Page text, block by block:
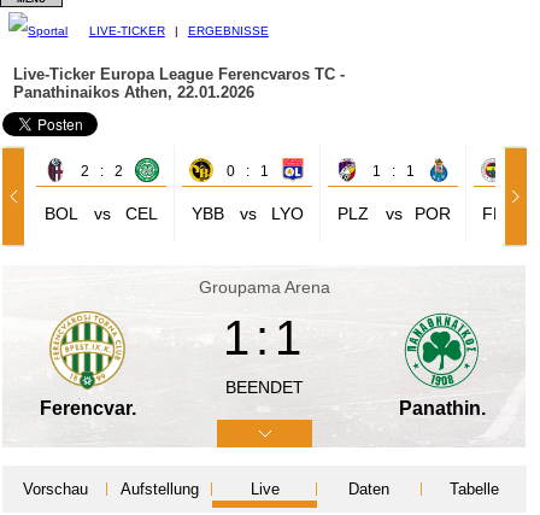
LIVE-TICKER | ERGEBNISSE
Live-Ticker Europa League Ferencvaros TC -
Panathinaikos Athen, 22.01.2026
2 : 2
BOL vs CEL
0 : 1
YBB vs LYO
1 : 1
PLZ vs POR FER
Groupama Arena
Ferencvar.
1:1
BEENDET
Panathin.
Vorschau Aufstellung Live Daten Tabelle